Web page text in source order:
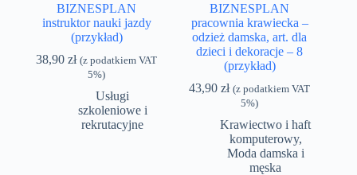
BIZNESPLAN
instruktor nauki jazdy
(przykład)
38,90zł (z podatkiem VAT
5%)
Usługi
szkoleniowe i
rekrutacyjne
BIZNESPLAN
pracownia krawiecka –
odzież damska, art. dla
dzieci i dekoracje – 8
(przykład)
43,90zł (z podatkiem VAT
5%)
Krawiectwo i haft
komputerowy,
Moda damska i
męska